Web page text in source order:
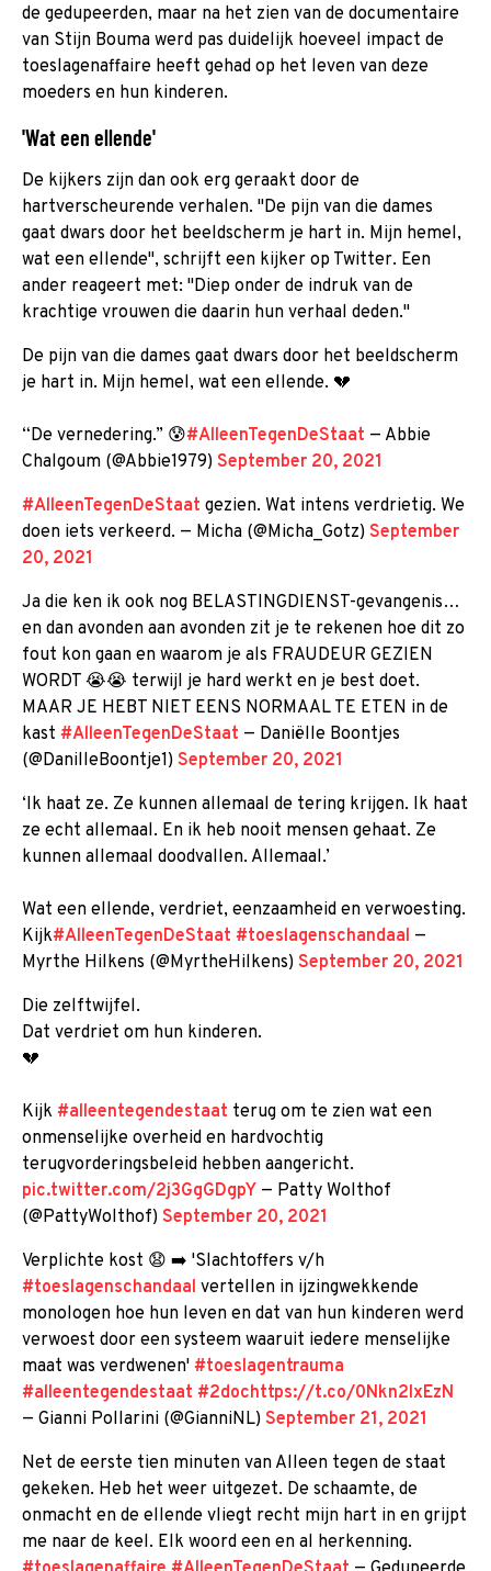
de gedupeerden, maar na het zien van de documentaire
van Stijn Bouma werd pas duidelijk hoeveel impact de
toeslagenaffaire heeft gehad op het leven van deze
moeders en hun kinderen.
'Wat een ellende'
De kijkers zijn dan ook erg geraakt door de
hartverscheurende verhalen. "De pijn van die dames
gaat dwars door het beeldscherm je hart in. Mijn hemel,
wat een ellende", schrijft een kijker op Twitter. Een
ander reageert met: "Diep onder de indruk van de
krachtige vrouwen die daarin hun verhaal deden."
De pijn van die dames gaat dwars door het beeldscherm
je hart in. Mijn hemel, wat een ellende. 💔
“De vernedering.” 😰#AlleenTegenDeStaat — Abbie
Chalgoum (@Abbie1979) September 20, 2021
#AlleenTegenDeStaat gezien. Wat intens verdrietig. We
doen iets verkeerd. — Micha (@Micha_Gotz) September
20, 2021
Ja die ken ik ook nog BELASTINGDIENST-gevangenis…
en dan avonden aan avonden zit je te rekenen hoe dit zo
fout kon gaan en waarom je als FRAUDEUR GEZIEN
WORDT 😭😭 terwijl je hard werkt en je best doet.
MAAR JE HEBT NIET EENS NORMAAL TE ETEN in de
kast #AlleenTegenDeStaat — Daniëlle Boontjes
(@DanilleBoontje1) September 20, 2021
‘Ik haat ze. Ze kunnen allemaal de tering krijgen. Ik haat
ze echt allemaal. En ik heb nooit mensen gehaat. Ze
kunnen allemaal doodvallen. Allemaal.’
Wat een ellende, verdriet, eenzaamheid en verwoesting.
Kijk#AlleenTegenDeStaat #toeslagenschandaal —
Myrthe Hilkens (@MyrtheHilkens) September 20, 2021
Die zelftwijfel.
Dat verdriet om hun kinderen.
💔
Kijk #alleentegendestaat terug om te zien wat een
onmenselijke overheid en hardvochtig
terugvorderingsbeleid hebben aangericht.
pic.twitter.com/2j3GgGDgpY — Patty Wolthof
(@PattyWolthof) September 20, 2021
Verplichte kost 😧 ➡️ 'Slachtoffers v/h
#toeslagenschandaal vertellen in ijzingwekkende
monologen hoe hun leven en dat van hun kinderen werd
verwoest door een systeem waaruit iedere menselijke
maat was verdwenen' #toeslagentrauma
#alleentegendestaat #2dochttps://t.co/0Nkn2lxEzN
— Gianni Pollarini (@GianniNL) September 21, 2021
Net de eerste tien minuten van Alleen tegen de staat
gekeken. Heb het weer uitgezet. De schaamte, de
onmacht en de ellende vliegt recht mijn hart in en grijpt
me naar de keel. Elk woord een en al herkenning.